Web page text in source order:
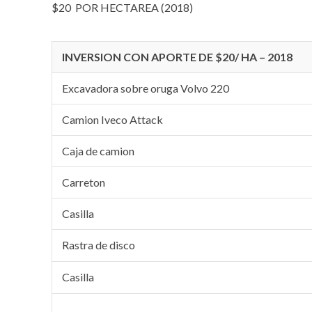
$20 POR HECTAREA (2018)
INVERSION CON APORTE DE $20/ HA – 2018
Excavadora sobre oruga Volvo 220
Camion Iveco Attack
Caja de camion
Carreton
Casilla
Rastra de disco
Casilla